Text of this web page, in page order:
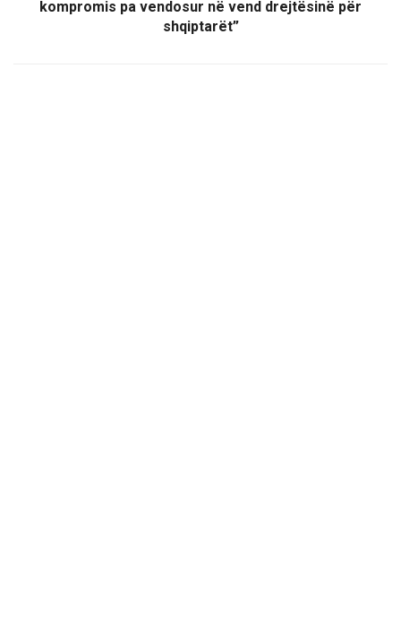
kompromis pa vendosur në vend drejtësinë për
shqiptarët”